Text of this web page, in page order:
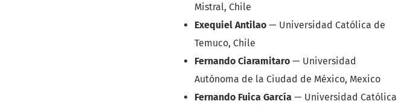
Mistral, Chile
Exequiel Antilao — Universidad Católica de
Temuco, Chile
Fernando Ciaramitaro — Universidad
Autónoma de la Ciudad de México, Mexico
Fernando Fuica García — Universidad Católica